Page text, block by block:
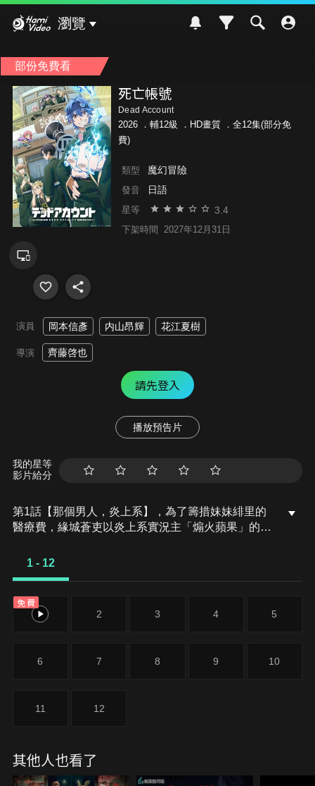
瀏覽
部份免費看
死亡帳號
Dead Account
2026 ． 輔12級
．HD畫質 ．全12集(部分免
費)
類型 魔幻冒險
發音 日語
星等 3.4
下架時間 2027年12月31日
演員 岡本信彥 内山昂輝 花江夏樹
導演 齊藤啓也
請先登入
播放預告片
我的星等
影片給分
第1話【那個男人，炎上系】，為了籌措妹妹緋里的
醫療費，緣城蒼吏以炎上系實況主「煽火蘋果」的身
他，每天都期待著與遠在他方的緋里互傳訊息。然而
才收到的那些訊息，究竟怎麼回事時，本該死去的緋
里，竟從眼前的手機中現身！
1 - 12
免費
1 2 3 4 5
6 7 8 9 10
11 12
其他人也看了